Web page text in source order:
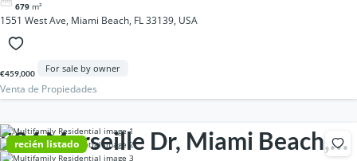
679 m²
1551 West Ave, Miami Beach, FL 33139, USA
€459,000 For sale by owner
Venta de Propiedades
recién listado
924 Marseille Dr, Miami Beach,